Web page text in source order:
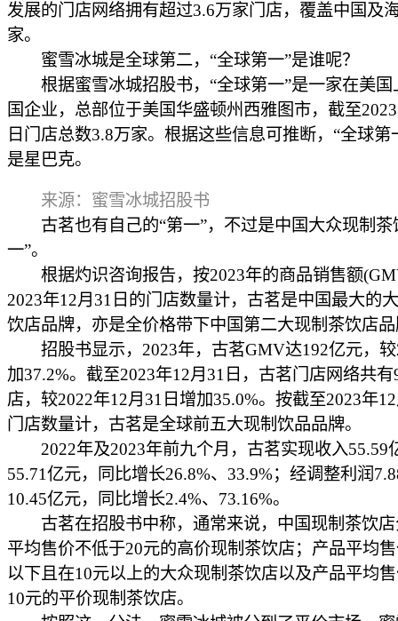
发展的门店网络拥有超过3.6万家门店，覆盖中国及
家。
蜜雪冰城是全球第二，“全球第一”是谁呢？
根据蜜雪冰城招股书，“全球第一”是一家在美国
国企业，总部位于美国华盛顿州西雅图市，截至
日门店总数3.8万家。根据这些信息可推断，“全球第
是星巴克。
来源：蜜雪冰城招股书
古茗也有自己的“第一”，不过是中国大众现制茶
一”。
根据灼识咨询报告，按2023年的商品销售额
2023年12月31日的门店数量计，古茗是中国最大的
饮店品牌，亦是全价格带下中国第二大现制茶饮店
招股书显示，2023年，古茗GMV达192亿元，较
加37.2%。截至2023年12月31日，古茗门店网络共有
店，较2022年12月31日增加35.0%。按截至2023年
门店数量计，古茗是全球前五大现制饮品品牌。
2022年及2023年前九个月，古茗实现收入55.59
55.71亿元，同比增长26.8%、33.9%；经调整利润
10.45亿元，同比增长2.4%、73.16%。
古茗在招股书中称，通常来说，中国现制茶饮店
平均售价不低于20元的高价现制茶饮店；产品平均
以下且在10元以上的大众现制茶饮店以及产品平均
10元的平价现制茶饮店。